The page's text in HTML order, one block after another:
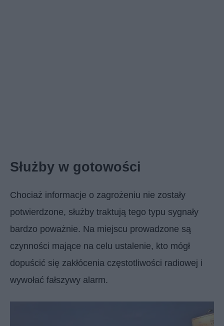
Służby w gotowości
Chociaż informacje o zagrożeniu nie zostały
potwierdzone, służby traktują tego typu sygnały
bardzo poważnie. Na miejscu prowadzone są
czynności mające na celu ustalenie, kto mógł
dopuścić się zakłócenia częstotliwości radiowej i
wywołać fałszywy alarm.